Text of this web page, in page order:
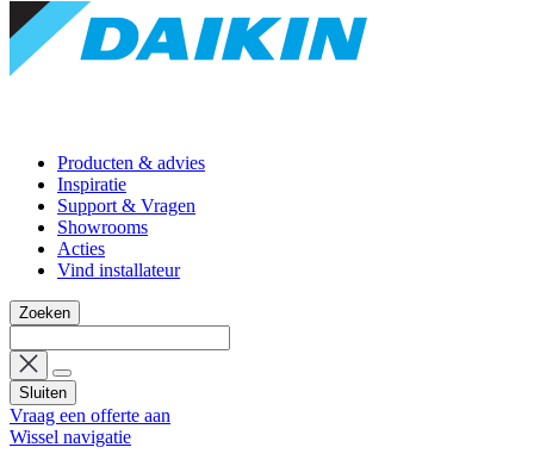
Producten & advies
Inspiratie
Support & Vragen
Showrooms
Acties
Vind installateur
Zoeken
Sluiten
Vraag een offerte aan
Wissel navigatie